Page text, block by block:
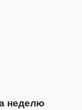
неделю